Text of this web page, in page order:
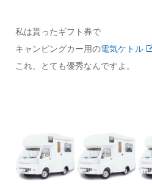
私は貰ったギフト券で
キャンピングカー用の電気ケトル
これ、とても優秀なんですよ。